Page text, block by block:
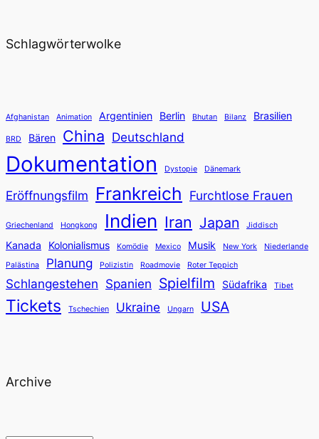
Schlagwörterwolke
Afghanistan Animation Argentinien Berlin Bhutan Bilanz Brasilien
BRD Bären China Deutschland
Dokumentation Dystopie Dänemark
Eröffnungsfilm Frankreich Furchtlose Frauen
Griechenland Hongkong Indien Iran Japan Jiddisch
Kanada Kolonialismus Komödie Mexico Musik New York
Niederlande
Palästina
Planung Polizistin Roadmovie Roter Teppich
Schlangestehen Spanien Spielfilm Südafrika Tibet
Tickets Tschechien Ukraine Ungarn USA
Archive